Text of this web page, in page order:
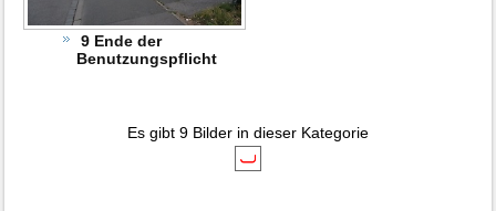
9 Ende der
Benutzungspflicht
Es gibt 9 Bilder in dieser Kategorie